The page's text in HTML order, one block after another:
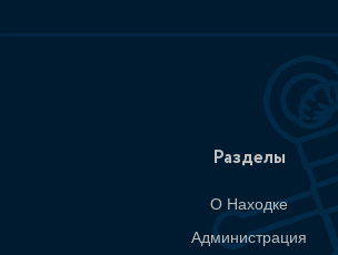
Разделы
О Находке
Администрация